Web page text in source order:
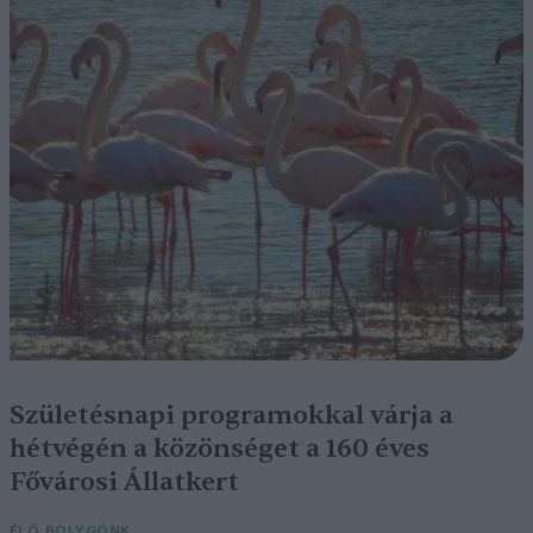
Születésnapi programokkal várja a
hétvégén a közönséget a 160 éves
Fővárosi Állatkert